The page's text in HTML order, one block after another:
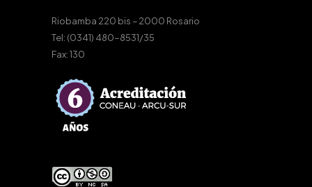
Riobamba 220 bis – 2000 Rosario
Tel: (0341) 480-8531/35
Fax: 130